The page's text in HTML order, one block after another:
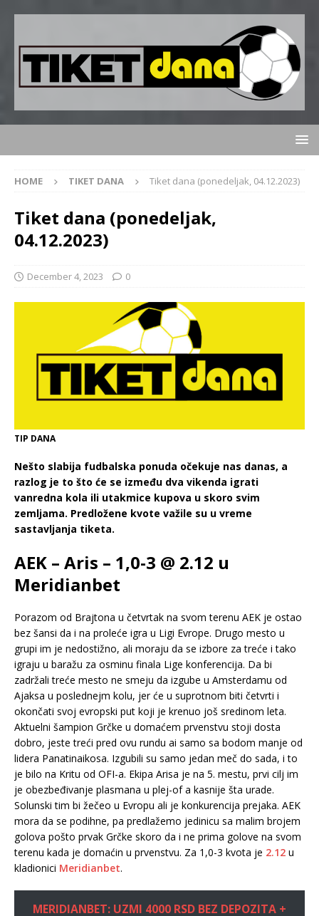
HOME TIKET DANA Tiket dana (ponedeljak, 04.12.2023)
Tiket dana (ponedeljak,
04.12.2023)
December 4, 2023 0
TIP DANA
Nešto slabija fudbalska ponuda očekuje nas danas, a
razlog je to što će se između dva vikenda igrati
vanredna kola ili utakmice kupova u skoro svim
zemljama. Predložene kvote važile su u vreme
sastavljanja tiketa.
AEK – Aris – 1,0-3 @ 2.12 u
Meridianbet
Porazom od Brajtona u četvrtak na svom terenu AEK je ostao
bez šansi da i na proleće igra u Ligi Evrope. Drugo mesto u
grupi im je nedostižno, ali moraju da se izbore za treće i tako
igraju u baražu za osminu finala Lige konferencija. Da bi
zadržali treće mesto ne smeju da izgube u Amsterdamu od
Ajaksa u poslednejm kolu, jer će u suprotnom biti četvrti i
okončati svoj evropski put koji je krenuo još sredinom leta.
Aktuelni šampion Grčke u domaćem prvenstvu stoji dosta
dobro, jeste treći pred ovu rundu ai samo sa bodom manje od
lidera Panatinaikosa. Izgubili su samo jedan meč do sada, i to
je bilo na Kritu od OFI-a. Ekipa Arisa je na 5. mestu, prvi cilj im
je obezbeđivanje plasmana u plej-of a kasnije šta urade.
Solunski tim bi žečeo u Evropu ali je konkurencija prejaka. AEK
mora da se podihne, pa predlažemo jedinicu sa malim brojem
golova pošto prvak Grčke skoro da i ne prima golove na svom
terenu kada je domaćin u prvenstvu. Za 1,0-3 kvota je 2.12 u
kladionici Meridianbet.
MERIDIANBET: UZMI 4000 RSD BEZ DEPOZITA +